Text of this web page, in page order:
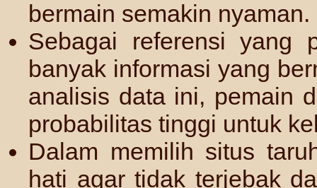
bermain semakin nyaman.
Sebagai referensi yang
banyak informasi yang
analisis data ini, pemain
probabilitas tinggi untuk
Dalam memilih situs
hati agar tidak terjebak